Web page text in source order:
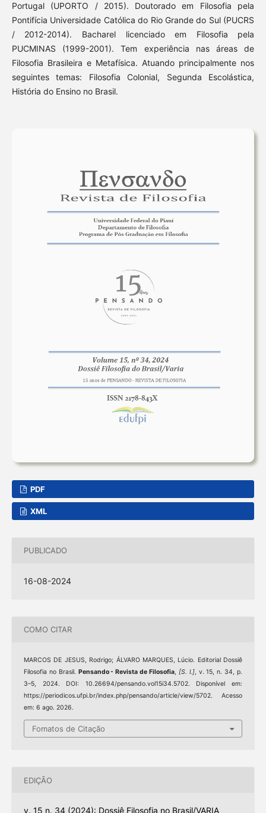
Portugal (UPORTO / 2015). Doutorado em Filosofia pela
Pontifícia Universidade Católica do Rio Grande do Sul (PUCRS
/ 2012-2014). Bacharel licenciado em Filosofia pela
PUCMINAS (1999-2001). Tem experiência nas áreas de
Filosofia Brasileira e Metafísica. Atuando principalmente nos
seguintes temas: Filosofia Colonial, Segunda Escolástica,
História do Ensino no Brasil.
PDF
XML
PUBLICADO
16-08-2024
COMO CITAR
MARCOS DE JESUS, Rodrigo; ÁLVARO MARQUES, Lúcio. Editorial Dossiê
Filosofia no Brasil. Pensando - Revista de Filosofia, [S. l.], v. 15, n. 34, p.
3–5, 2024. DOI: 10.26694/pensando.vol15i34.5702. Disponível em:
https://periodicos.ufpi.br/index.php/pensando/article/view/5702. Acesso
em: 6 ago. 2026.
Fomatos de Citação
EDIÇÃO
v. 15 n. 34 (2024): Dossiê Filosofia no Brasil/VARIA